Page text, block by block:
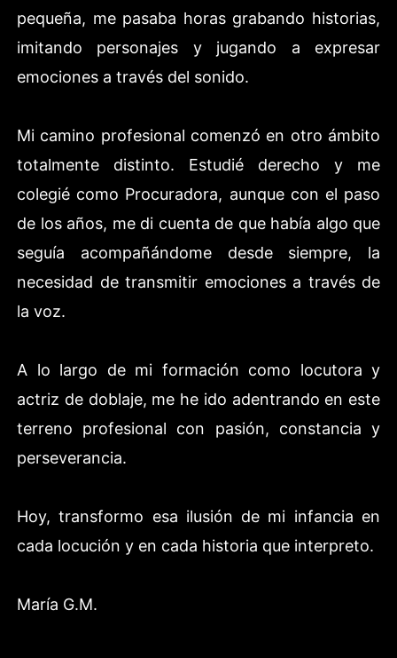
pequeña, me pasaba horas grabando historias,
imitando personajes y jugando a expresar
emociones a través del sonido.
Mi camino profesional comenzó en otro ámbito
totalmente distinto. Estudié derecho y me
colegié como Procuradora, aunque con el paso
de los años, me di cuenta de que había algo que
seguía acompañándome desde siempre, la
necesidad de transmitir emociones a través de
la voz.
A lo largo de mi formación como locutora y
actriz de doblaje, me he ido adentrando en este
terreno profesional con pasión, constancia y
perseverancia.
Hoy, transformo esa ilusión de mi infancia en
cada locución y en cada historia que interpreto.
María G.M.